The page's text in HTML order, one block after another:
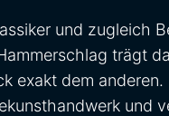
und zugleich
trägt
exakt dem
und